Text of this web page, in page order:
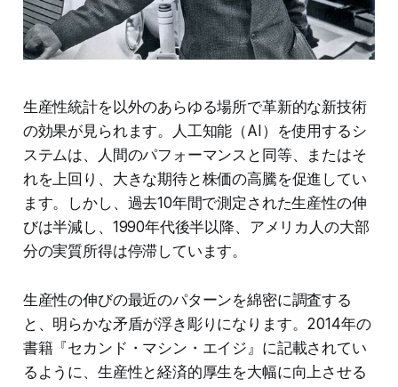
生産性統計を以外のあらゆる場所で革新的な新技術
の効果が見られます。人工知能（AI）を使用するシ
ステムは、人間のパフォーマンスと同等、またはそ
れを上回り、大きな期待と株価の高騰を促進してい
ます。しかし、過去10年間で測定された生産性の伸
びは半減し、1990年代後半以降、アメリカ人の大部
分の実質所得は停滞しています。
生産性の伸びの最近のパターンを綿密に調査する
と、明らかな矛盾が浮き彫りになります。2014年の
書籍『セカンド・マシン・エイジ』に記載されてい
るように、生産性と経済的厚生を大幅に向上させる